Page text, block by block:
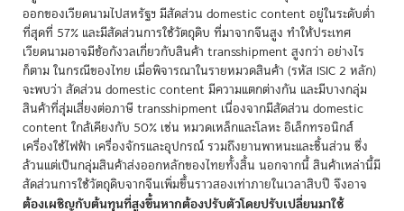
ออกของเวียดนามไปสหรัฐฯ มีสัดส่วน domestic content อยู่ในระดับต่ำ
ที่สุดที่ 57% และมีสัดส่วนการใช้วัตถุดิบ ที่มาจากจีนสูง ทำให้ประเทศ
เวียดนามอาจมีข้อกังวลเกี่ยวกับสินค้า transshipment สูงกว่า อย่างไร
ก็ตาม ในกรณีของไทย เมื่อพิจารณาในรายหมวดสินค้า (รหัส ISIC 2 หลัก)
จะพบว่า สัดส่วน domestic content มีความแตกต่างกัน และมีบางกลุ่ม
สินค้าที่สุ่มเสี่ยงต่อภาษี transshipment เนื่องจากมีสัดส่วน domestic
content ใกล้เคียงกับ 50% เช่น หมวดเหล็กและโลหะ อิเล็กทรอนิกส์
เครื่องใช้ไฟฟ้า เครื่องจักรและอุปกรณ์ รวมถึงยานพาหนะและชิ้นส่วน ซึ่ง
ล้วนแต่เป็นกลุ่มสินค้าส่งออกหลักของไทยทั้งสิ้น นอกจากนี้ สินค้าเหล่านี้มี
สัดส่วนการใช้วัตถุดิบจากจีนเพิ่มขึ้นราวสองเท่าภายในเวลาสิบปี จึงอาจ
ต้องเผชิญกับต้นทุนที่สูงขึ้นหากต้องปรับตัวโดยปรับเปลี่ยนมาใช้